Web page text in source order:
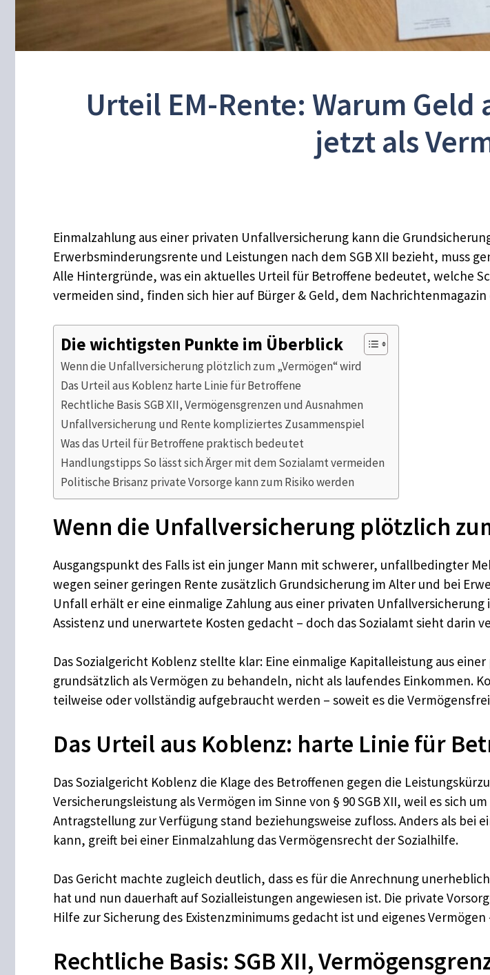
Urteil EM-Rente: Warum
jetzt als
Einmalzahlung aus einer privaten Unfallversicherung kann die
Erwerbsminderungsrente und Leistungen nach dem SGB XII bezieht, muss
Alle Hintergründe, was ein aktuelles Urteil für Betroffene bedeutet, welche
vermeiden sind, finden sich hier auf Bürger & Geld, dem Nachrichtenmagazin
Die wichtigsten Punkte im Überblick
Wenn die Unfallversicherung plötzlich zum „Vermögen“ wird
Das Urteil aus Koblenz harte Linie für Betroffene
Rechtliche Basis SGB XII, Vermögensgrenzen und Ausnahmen
Unfallversicherung und Rente kompliziertes Zusammenspiel
Was das Urteil für Betroffene praktisch bedeutet
Handlungstipps So lässt sich Ärger mit dem Sozialamt vermeiden
Politische Brisanz private Vorsorge kann zum Risiko werden
Wenn die Unfallversicherung plötzlich
Ausgangspunkt des Falls ist ein junger Mann mit schwerer, unfallbedingter
wegen seiner geringen Rente zusätzlich Grundsicherung im Alter und bei
Unfall erhält er eine einmalige Zahlung aus einer privaten
Assistenz und unerwartete Kosten gedacht – doch das Sozialamt sieht darin
Das Sozialgericht Koblenz stellte klar: Eine einmalige Kapitalleistung aus
grundsätzlich als Vermögen zu behandeln, nicht als laufendes Einkommen.
teilweise oder vollständig aufgebraucht werden – soweit es die
Das Urteil aus Koblenz: harte Linie für
Das Sozialgericht Koblenz die Klage des Betroffenen gegen die
Versicherungsleistung als Vermögen im Sinne von § 90 SGB XII, weil es sich
Antragstellung zur Verfügung stand beziehungsweise zufloss. Anders als
kann, greift bei einer Einmalzahlung das Vermögensrecht der Sozialhilfe.
Das Gericht machte zugleich deutlich, dass es für die Anrechnung
hat und nun dauerhaft auf Sozialleistungen angewiesen ist. Die private
Hilfe zur Sicherung des Existenzminimums gedacht ist und eigenes
Rechtliche Basis: SGB XII,